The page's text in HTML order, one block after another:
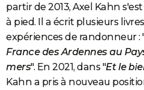
partir de 2013, Axel Kahn
à pied. Il a écrit plusieurs
expériences de randonneur :
France des Ardennes au
mers". En 2021, dans "Et le
Kahn a pris à nouveau